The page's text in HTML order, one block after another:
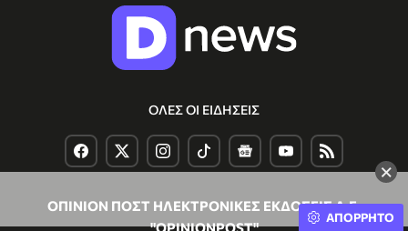
×
ΟΛΕΣ ΟΙ ΕΙΔΗΣΕΙΣ
ΟΠΙΝΙΟΝ ΠΟΣΤ ΗΛΕΚΤΡΟΝΙΚΕΣ ΕΚΔΟΣΕΙΣ Α.Ε.
"OPINIONPOST"
ΑΠΟΡΡΗΤΟ